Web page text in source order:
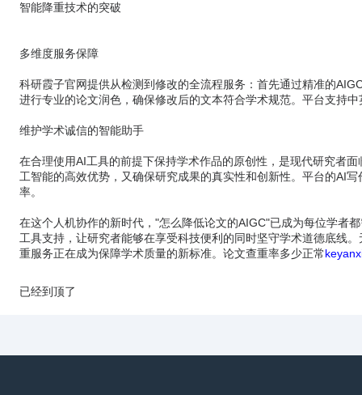
智能降重技术的突破
多维度服务保障
科研霞子官网提供从检测到修改的全流程服务：首先通过精准的
进行专业的论文润色，确保修改后的文本符合学术规范。平台支持
维护学术诚信的智能助手
在合理使用AI工具的前提下保持学术作品的原创性，是现代研究者
工智能的高效优势，又确保研究成果的真实性和创新性。平台的AI
率。
在这个人机协作的新时代，"怎么降低论文的AIGC"已成为每位学者
工具支持，让研究者能够在享受科技便利的同时坚守学术道德底线
重服务正在成为保障学术质量的新标准。论文查重率多少正常
已经到顶了